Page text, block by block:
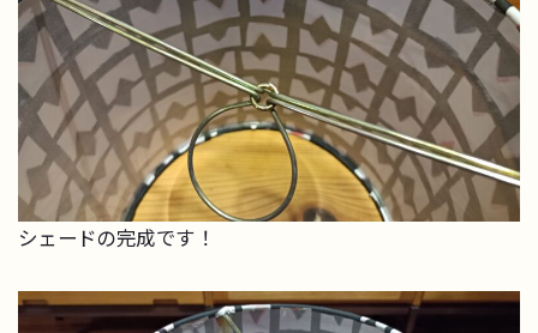
シェードの完成です！